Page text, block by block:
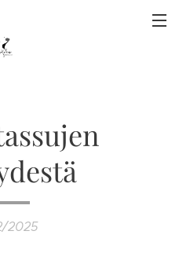
2025